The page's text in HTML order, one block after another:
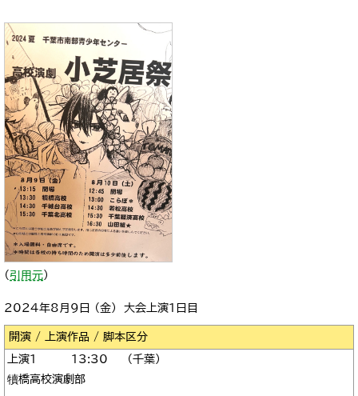
（ 引用元）
2024年8月9日 （金） 大会上演1日目
区分
1
13:30
千葉
犢橋高校演劇部